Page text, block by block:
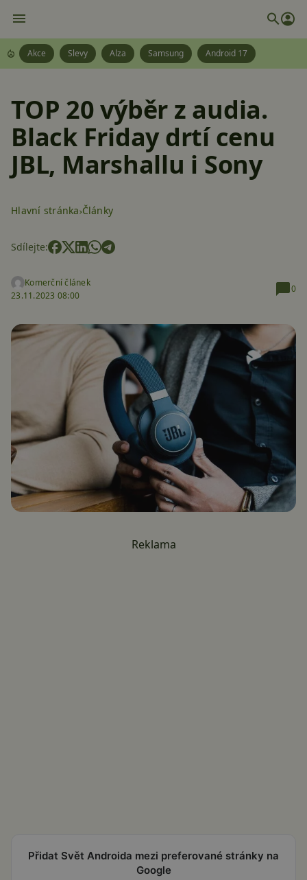
Akce Slevy Alza Samsung Android 17
TOP 20 výběr z audia.
Black Friday drtí cenu
JBL, Marshallu i Sony
Hlavní stránka Články
Sdílejte:
Komerční článek
23.11.2023 08:00
0
Reklama
Přidat Svět Androida mezi preferované stránky na
Google